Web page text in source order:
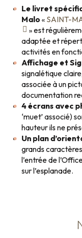
Le livret
Malo« SAINT-
» est
adaptée et
activités en
Affichage et
signalétique
associée à un
documentation
4 écrans avec
‘muet’ associé)
hauteur ils ne
Un plan
grands
l’entrée de
sur l’esplanade.